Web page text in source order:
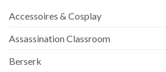
Accessoires & Cosplay
Assassination Classroom
Berserk